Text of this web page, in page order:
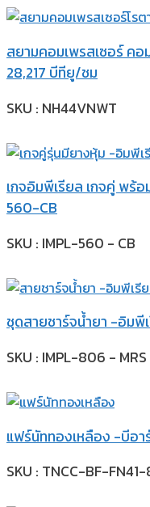
สยามคอมเพรสเซอร์ คอ
28,217 บีทียู/ชม
SKU : NH44VNWT
เกจอิมพีเรียล เกจคู่ พร้
560-CB
SKU : IMPL-560 - CB
ชุดสายชาร์จน้ำยา -อิมพี
SKU : IMPL-806 - MRS
แฟร์นัททองเหลือง -บีอา
SKU : TNCC-BF-